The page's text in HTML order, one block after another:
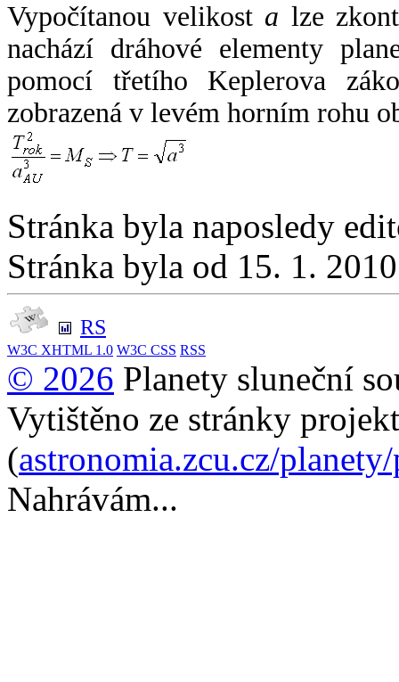
Vypočítanou velikost a lze
nachází dráhové elementy
pomocí třetího Keplerova
zobrazená v levém horním rohu
Stránka byla naposledy
Stránka byla od 15. 1.
RS
W3C XHTML 1.0 W3C CSS RSS
© 2026 Planety sluneční
Vytištěno ze stránky
(astronomia.zcu.cz/
Nahrávám...